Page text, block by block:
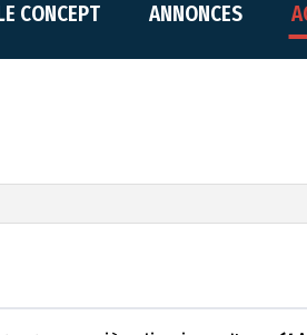
CONCEPT ANNONCES